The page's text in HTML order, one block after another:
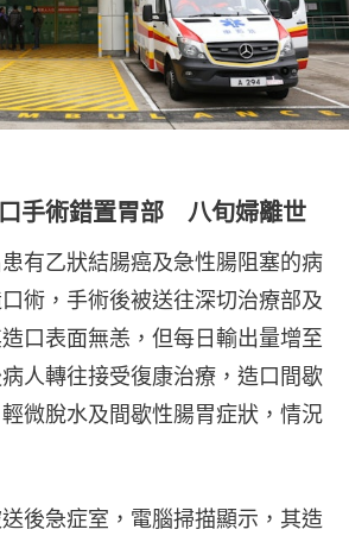
手術錯置胃部 八旬婦離世
有乙狀結腸癌及急性腸阻塞的病
術，手術後被送往深切治療部及
口表面無恙，但每日輸出量增至
人轉往接受復康治療，造口間歇
微脫水及間歇性腸胃症狀，情況
後急症室，電腦掃描顯示，其造